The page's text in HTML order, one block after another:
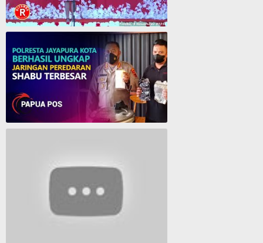
Cantika Manurung Raih Medali Emas di Pesparawi XIII se Tanah Papua
Polresta Jayapura Berhasil ungkap jaringan peredaran shabu terbesar